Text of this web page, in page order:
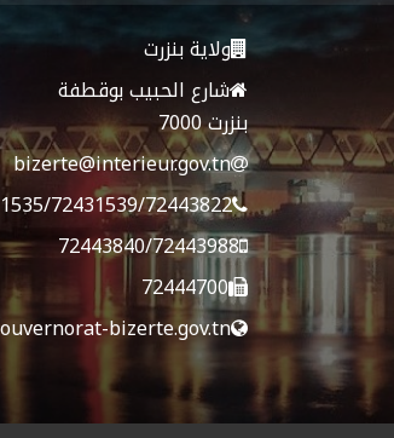
ولاية بنزرت
شارع الحبيب بوقطفة
بنزرت 7000
bizerte@interieur.gov.tn
72431539/72443822
72443840/72443988
72444700
bizerte.gov.tn